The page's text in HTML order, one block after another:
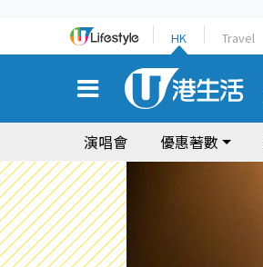
HK Travel
演唱會 優惠著數